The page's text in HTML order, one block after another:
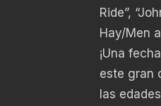
Ride”,
Hay/Men
¡Una
este gran
las